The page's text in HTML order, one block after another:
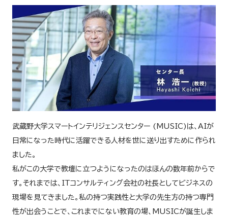
武蔵野大学スマートインテリジェンスセンター (MUSIC)は、AIが
日常になった時代に活躍できる人材を世に送り出すために作られ
ました。
私がこの大学で教壇に立つようになったのはほんの数年前からで
す。それまでは、ITコンサルティング会社の社長としてビジネスの
現場を見てきました。私の持つ実践性と大学の先生方の持つ専門
性が出会うことで、これまでにない教育の場、MUSICが誕生しま